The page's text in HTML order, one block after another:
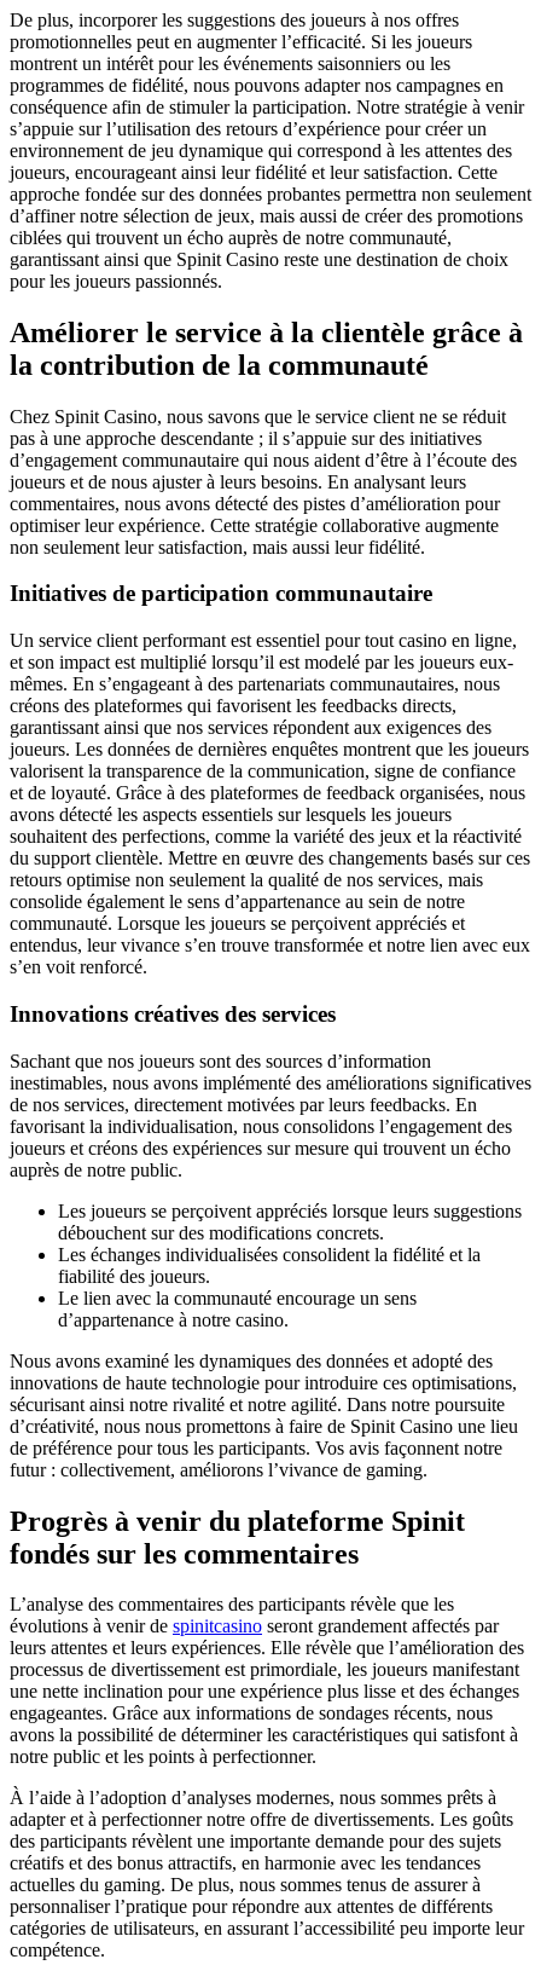
De plus, incorporer les suggestions des joueurs à nos offres
promotionnelles peut en augmenter l’efficacité. Si les joueurs
montrent un intérêt pour les événements saisonniers ou les
programmes de fidélité, nous pouvons adapter nos campagnes en
conséquence afin de stimuler la participation. Notre stratégie à venir
s’appuie sur l’utilisation des retours d’expérience pour créer un
environnement de jeu dynamique qui correspond à les attentes des
joueurs, encourageant ainsi leur fidélité et leur satisfaction. Cette
approche fondée sur des données probantes permettra non seulement
d’affiner notre sélection de jeux, mais aussi de créer des promotions
ciblées qui trouvent un écho auprès de notre communauté,
garantissant ainsi que Spinit Casino reste une destination de choix
pour les joueurs passionnés.
Améliorer le service à la clientèle grâce à
la contribution de la communauté
Chez Spinit Casino, nous savons que le service client ne se réduit
pas à une approche descendante ; il s’appuie sur des initiatives
d’engagement communautaire qui nous aident d’être à l’écoute des
joueurs et de nous ajuster à leurs besoins. En analysant leurs
commentaires, nous avons détecté des pistes d’amélioration pour
optimiser leur expérience. Cette stratégie collaborative augmente
non seulement leur satisfaction, mais aussi leur fidélité.
Initiatives de participation communautaire
Un service client performant est essentiel pour tout casino en ligne,
et son impact est multiplié lorsqu’il est modelé par les joueurs eux-
mêmes. En s’engageant à des partenariats communautaires, nous
créons des plateformes qui favorisent les feedbacks directs,
garantissant ainsi que nos services répondent aux exigences des
joueurs. Les données de dernières enquêtes montrent que les joueurs
valorisent la transparence de la communication, signe de confiance
et de loyauté. Grâce à des plateformes de feedback organisées, nous
avons détecté les aspects essentiels sur lesquels les joueurs
souhaitent des perfections, comme la variété des jeux et la réactivité
du support clientèle. Mettre en œuvre des changements basés sur ces
retours optimise non seulement la qualité de nos services, mais
consolide également le sens d’appartenance au sein de notre
communauté. Lorsque les joueurs se perçoivent appréciés et
entendus, leur vivance s’en trouve transformée et notre lien avec eux
s’en voit renforcé.
Innovations créatives des services
Sachant que nos joueurs sont des sources d’information
inestimables, nous avons implémenté des améliorations significatives
de nos services, directement motivées par leurs feedbacks. En
favorisant la individualisation, nous consolidons l’engagement des
joueurs et créons des expériences sur mesure qui trouvent un écho
auprès de notre public.
Les joueurs se perçoivent appréciés lorsque leurs suggestions
débouchent sur des modifications concrets.
Les échanges individualisées consolident la fidélité et la
fiabilité des joueurs.
Le lien avec la communauté encourage un sens
d’appartenance à notre casino.
Nous avons examiné les dynamiques des données et adopté des
innovations de haute technologie pour introduire ces optimisations,
sécurisant ainsi notre rivalité et notre agilité. Dans notre poursuite
d’créativité, nous nous promettons à faire de Spinit Casino une lieu
de préférence pour tous les participants. Vos avis façonnent notre
futur : collectivement, améliorons l’vivance de gaming.
Progrès à venir du plateforme Spinit
fondés sur les commentaires
L’analyse des commentaires des participants révèle que les
évolutions à venir de spinitcasino seront grandement affectés par
leurs attentes et leurs expériences. Elle révèle que l’amélioration des
processus de divertissement est primordiale, les joueurs manifestant
une nette inclination pour une expérience plus lisse et des échanges
engageantes. Grâce aux informations de sondages récents, nous
avons la possibilité de déterminer les caractéristiques qui satisfont à
notre public et les points à perfectionner.
À l’aide à l’adoption d’analyses modernes, nous sommes prêts à
adapter et à perfectionner notre offre de divertissements. Les goûts
des participants révèlent une importante demande pour des sujets
créatifs et des bonus attractifs, en harmonie avec les tendances
actuelles du gaming. De plus, nous sommes tenus de assurer à
personnaliser l’pratique pour répondre aux attentes de différents
catégories de utilisateurs, en assurant l’accessibilité peu importe leur
compétence.